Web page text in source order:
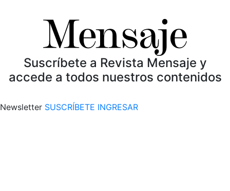
Suscríbete a Revista Mensaje y
accede a todos nuestros contenidos
Newsletter SUSCRÍBETE INGRESAR